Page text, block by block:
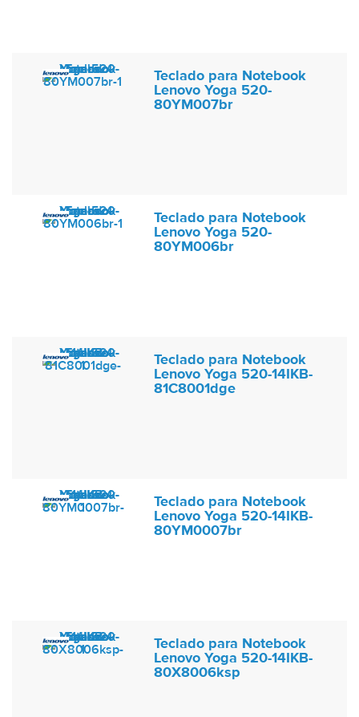
Teclado para Notebook
Lenovo Yoga 520-
80YM007br
Teclado para Notebook
Lenovo Yoga 520-
80YM006br
Teclado para Notebook
Lenovo Yoga 520-14IKB-
81C8001dge
Teclado para Notebook
Lenovo Yoga 520-14IKB-
80YM0007br
Teclado para Notebook
Lenovo Yoga 520-14IKB-
80X8006ksp